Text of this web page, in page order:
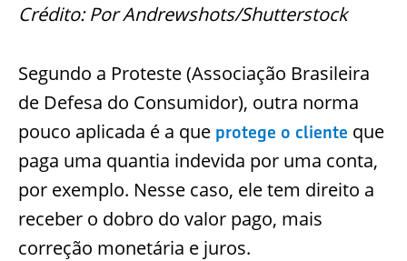
Crédito: Por Andrewshots/Shutterstock
Segundo a Proteste (Associação Brasileira
de Defesa do Consumidor), outra norma
pouco aplicada é a que protege o cliente que
paga uma quantia indevida por uma conta,
por exemplo. Nesse caso, ele tem direito a
receber o dobro do valor pago, mais
correção monetária e juros.